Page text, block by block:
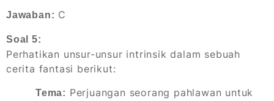
Jawaban: C
Soal 5:
Perhatikan unsur-unsur intrinsik dalam sebuah
cerita fantasi berikut:
Tema: Perjuangan seorang pahlawan untuk